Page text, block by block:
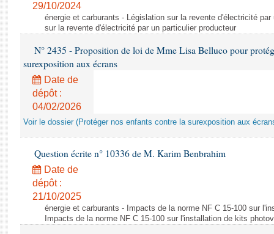
29/10/2024
énergie et carburants - Législation sur la revente d'électricité
sur la revente d'électricité par un particulier producteur
N° 2435 - Proposition de loi de Mme Lisa Belluco pour
surexposition aux écrans
Date de
dépôt :
04/02/2026
Voir le dossier (Protéger nos enfants contre la surexposition aux
Question écrite n° 10336 de M. Karim Benbrahim
Date de
dépôt :
21/10/2025
énergie et carburants - Impacts de la norme NF C 15-100 sur
Impacts de la norme NF C 15-100 sur l'installation de kits